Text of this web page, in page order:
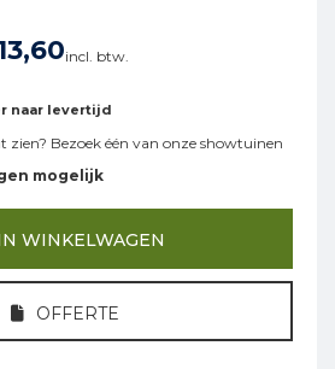
60incl. btw.
naar levertijd
zien? Bezoek één van onze showtuinen
mogelijk
WINKELWAGEN
OFFERTE